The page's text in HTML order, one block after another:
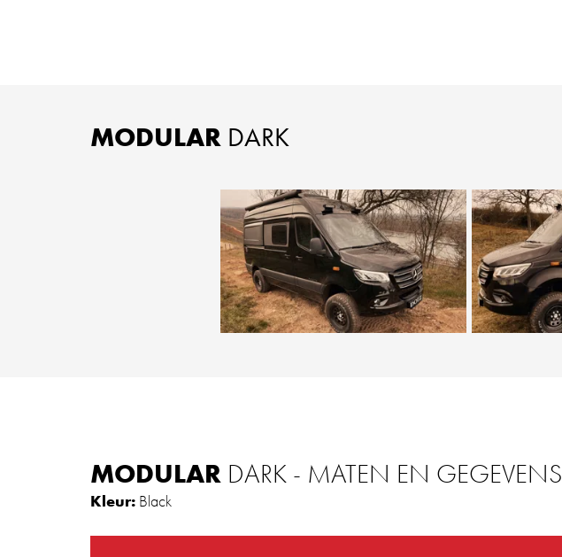
MODULAR DARK
MODULAR DARK - MATEN EN GEGEVENS
Kleur: Black